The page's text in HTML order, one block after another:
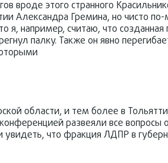
вроде этого странного
Александра Гремина, но чисто
я, например, считаю, что
палку. Также он явно
области, и тем более в
развеяли все вопросы
увидеть, что фракция ЛДПР в